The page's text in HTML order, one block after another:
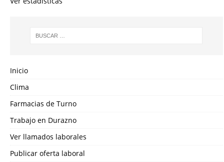
Inicio
Clima
Farmacias de Turno
Trabajo en Durazno
Ver llamados laborales
Publicar oferta laboral